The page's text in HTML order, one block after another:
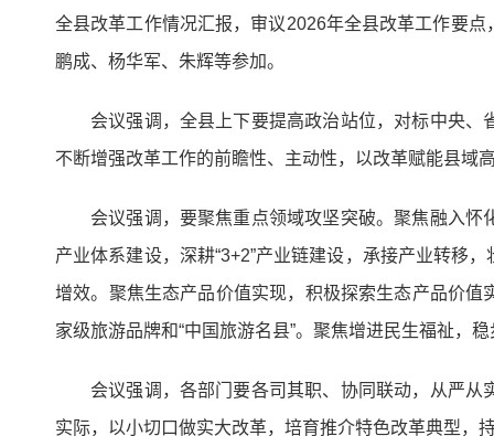
全县改革工作情况汇报，审议2026年全县改革工作要
鹏成、杨华军、朱辉等参加。
会议强调，全县上下要提高政治站位，对标中央
不断增强改革工作的前瞻性、主动性，以改革赋能县域
会议强调，要聚焦重点领域攻坚突破。聚焦融入
产业体系建设，深耕“3+2”产业链建设，承接产业转移
增效。聚焦生态产品价值实现，积极探索生态产品价
家级旅游品牌和“中国旅游名县”。聚焦增进民生福祉，
会议强调，各部门要各司其职、协同联动，从严
实际，以小切口做实大改革，培育推介特色改革典型，